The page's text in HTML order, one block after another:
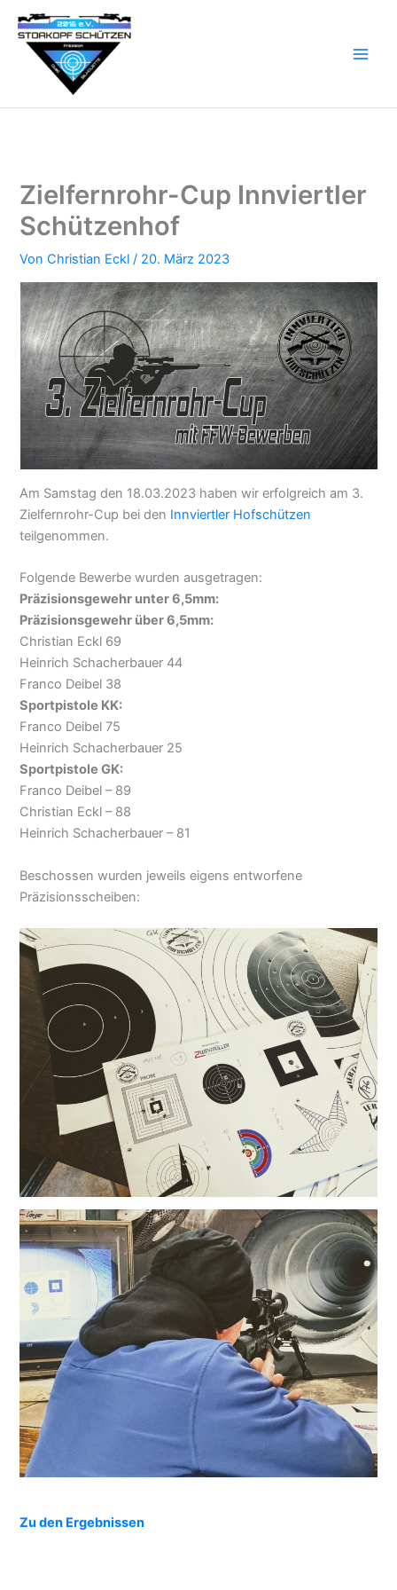
Inhalt
springen
Zielfernrohr-Cup Innviertler
Schützenhof
VonChristian Eckl/ 20. März 2023
Am Samstag den 18.03.2023 haben wir erfolgreich am 3.
Zielfernrohr-Cup bei den Innviertler Hofschützen
teilgenommen.
Folgende Bewerbe wurden ausgetragen:
Präzisionsgewehr unter 6,5mm:
Präzisionsgewehr über 6,5mm:
Christian Eckl 69
Heinrich Schacherbauer 44
Franco Deibel 38
Sportpistole KK:
Franco Deibel 75
Heinrich Schacherbauer 25
Sportpistole GK:
Franco Deibel – 89
Christian Eckl – 88
Heinrich Schacherbauer – 81
Beschossen wurden jeweils eigens entworfene
Präzisionsscheiben:
Zu den Ergebnissen